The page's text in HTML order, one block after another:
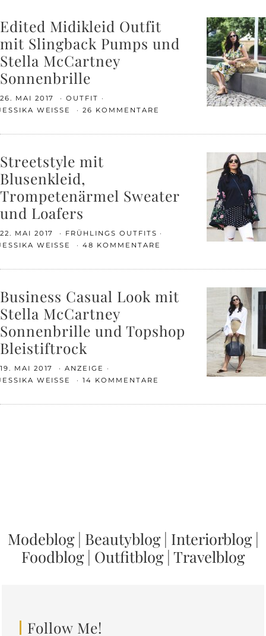
Edited Midikleid Outfit
mit Slingback Pumps und
Stella McCartney
Sonnenbrille
26. MAI 2017
OUTFIT
WEISSE
26 KOMMENTARE
Streetstyle mit
Blusenkleid,
Trompetenärmel Sweater
und Loafers
22. MAI 2017
FRÜHLINGS OUTFITS
WEISSE
48 KOMMENTARE
Business Casual Look mit
Stella McCartney
Sonnenbrille und Topshop
Bleistiftrock
19. MAI 2017
ANZEIGE
WEISSE
14 KOMMENTARE
Modeblog| Beautyblog| Interiorblog|
Foodblog| Outfitblog| Travelblog
Follow Me!